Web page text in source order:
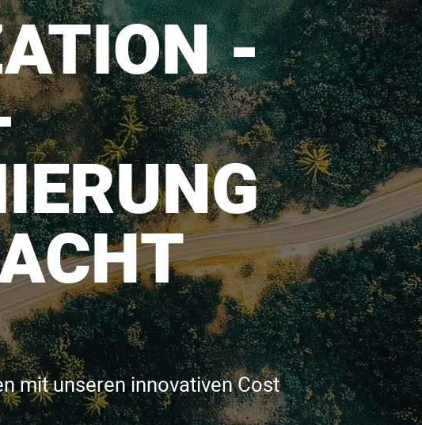
-
mit unseren innovativen Cost